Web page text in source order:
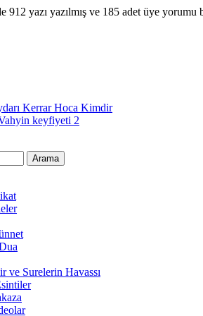
912 yazı yazılmış ve 185 adet üye yorumu
Kerrar Hoca Kimdir
keyfiyeti 2
ve Surelerin Havassı